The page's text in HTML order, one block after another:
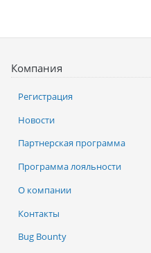
Компания
Регистрация
Новости
Партнерская программа
Программа лояльности
О компании
Контакты
Bug Bounty